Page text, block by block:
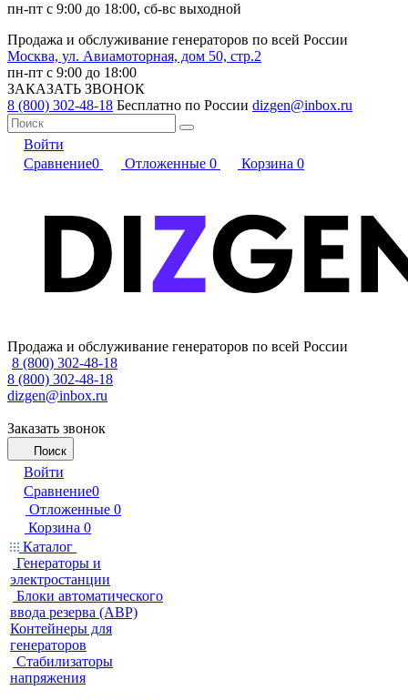
пн-пт с 9:00 до 18:00, сб-вс выходной
Продажа и обслуживание генераторов по всей России
Москва, ул. Авиамоторная, дом 50, стр.2
пн-пт с 9:00 до 18:00
ЗАКАЗАТЬ ЗВОНОК
8 (800) 302-48-18 Бесплатно по России dizgen@inbox.ru
Войти
Сравнение0 Отложенные 0 Корзина 0
Продажа и обслуживание генераторов по всей России
8 (800) 302-48-18
8 (800) 302-48-18
dizgen@inbox.ru
Заказать звонок
Поиск
Войти
Сравнение0
Отложенные 0
Корзина 0
Каталог
Генераторы и
электростанции
Блоки автоматического
ввода резерва (АВР)
Контейнеры для
генераторов
Стабилизаторы
напряжения